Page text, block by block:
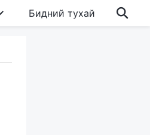
Бидний тухай